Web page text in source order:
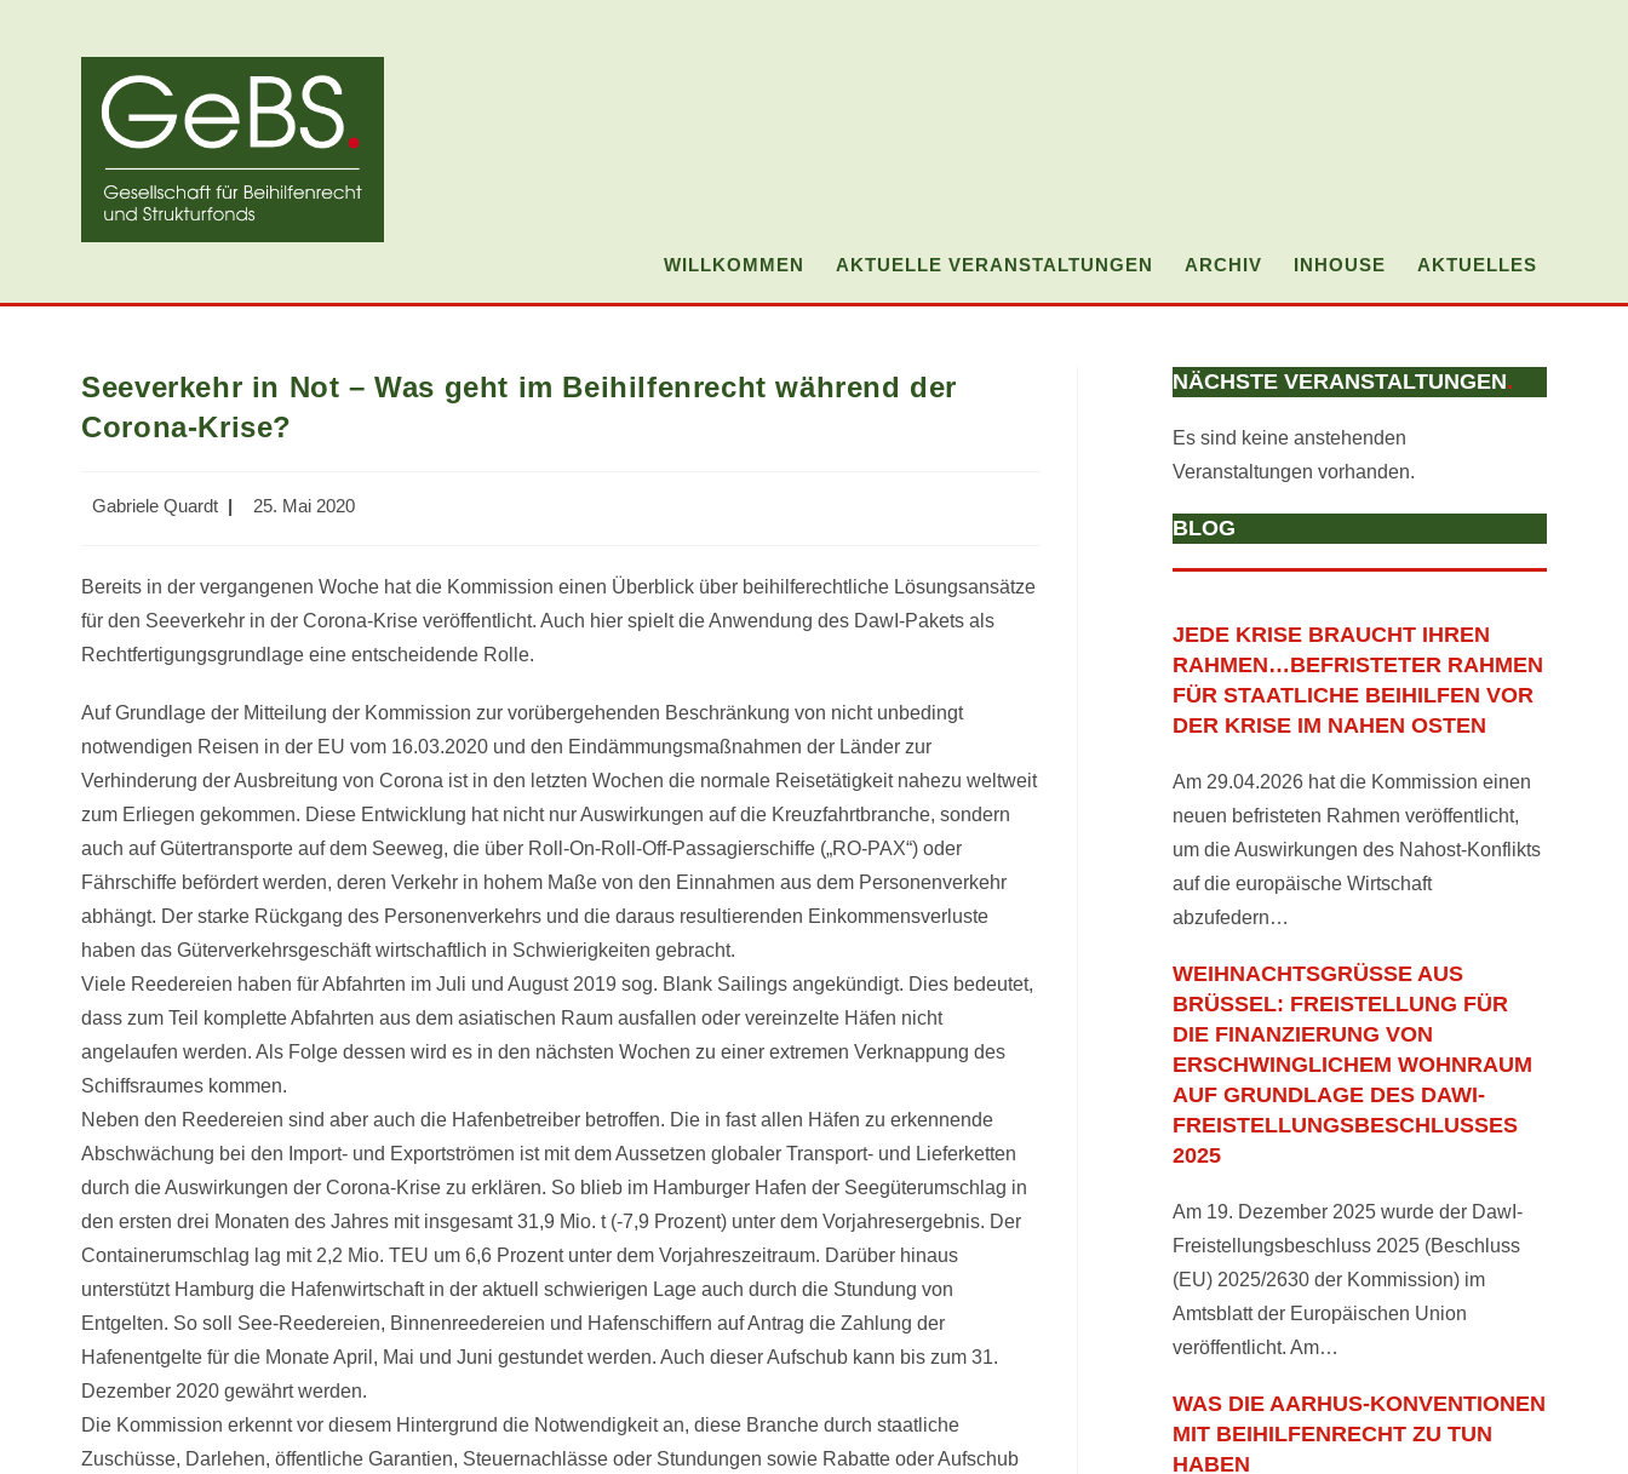
WILLKOMMEN AKTUELLE VERANSTALTUNGEN ARCHIV INHOUSE AKTUELLES
Seeverkehr in Not – Was geht im Beihilfenrecht während der
Corona-Krise?
Beitrags-
Gabriele Quardt
Beitrag
25. Mai 2020
Bereits in der vergangenen Woche hat die Kommission einen Überblick über beihilferechtliche Lösungsansätze
für den Seeverkehr in der Corona-Krise veröffentlicht. Auch hier spielt die Anwendung des DawI-Pakets als
Rechtfertigungsgrundlage eine entscheidende Rolle.
Auf Grundlage der Mitteilung der Kommission zur vorübergehenden Beschränkung von nicht unbedingt
notwendigen Reisen in der EU vom 16.03.2020 und den Eindämmungsmaßnahmen der Länder zur
Verhinderung der Ausbreitung von Corona ist in den letzten Wochen die normale Reisetätigkeit nahezu weltweit
zum Erliegen gekommen. Diese Entwicklung hat nicht nur Auswirkungen auf die Kreuzfahrtbranche, sondern
auch auf Gütertransporte auf dem Seeweg, die über Roll-On-Roll-Off-Passagierschiffe („RO-PAX“) oder
Fährschiffe befördert werden, deren Verkehr in hohem Maße von den Einnahmen aus dem Personenverkehr
abhängt. Der starke Rückgang des Personenverkehrs und die daraus resultierenden Einkommensverluste
haben das Güterverkehrsgeschäft wirtschaftlich in Schwierigkeiten gebracht.
Viele Reedereien haben für Abfahrten im Juli und August 2019 sog. Blank Sailings angekündigt. Dies bedeutet,
dass zum Teil komplette Abfahrten aus dem asiatischen Raum ausfallen oder vereinzelte Häfen nicht
angelaufen werden. Als Folge dessen wird es in den nächsten Wochen zu einer extremen Verknappung des
Schiffsraumes kommen.
Neben den Reedereien sind aber auch die Hafenbetreiber betroffen. Die in fast allen Häfen zu erkennende
Abschwächung bei den Import- und Exportströmen ist mit dem Aussetzen globaler Transport- und Lieferketten
durch die Auswirkungen der Corona-Krise zu erklären. So blieb im Hamburger Hafen der Seegüterumschlag in
den ersten drei Monaten des Jahres mit insgesamt 31,9 Mio. t (-7,9 Prozent) unter dem Vorjahresergebnis. Der
Containerumschlag lag mit 2,2 Mio. TEU um 6,6 Prozent unter dem Vorjahreszeitraum. Darüber hinaus
unterstützt Hamburg die Hafenwirtschaft in der aktuell schwierigen Lage auch durch die Stundung von
Entgelten. So soll See-Reedereien, Binnenreedereien und Hafenschiffern auf Antrag die Zahlung der
Hafenentgelte für die Monate April, Mai und Juni gestundet werden. Auch dieser Aufschub kann bis zum 31.
Dezember 2020 gewährt werden.
Die Kommission erkennt vor diesem Hintergrund die Notwendigkeit an, diese Branche durch staatliche
Zuschüsse, Darlehen, öffentliche Garantien, Steuernachlässe oder Stundungen sowie Rabatte oder Aufschub
NÄCHSTE VERANSTALTUNGEN.
Es sind keine anstehenden
Veranstaltungen vorhanden.
BLOG
JEDE KRISE BRAUCHT IHREN
RAHMEN…BEFRISTETER RAHMEN
FÜR STAATLICHE BEIHILFEN VOR
DER KRISE IM NAHEN OSTEN
Am 29.04.2026 hat die Kommission einen
neuen befristeten Rahmen veröffentlicht,
um die Auswirkungen des Nahost-Konflikts
auf die europäische Wirtschaft
abzufedern…
WEIHNACHTSGRÜSSE AUS B
RÜSSEL: FREISTELLUNG FÜR D
IE FINANZIERUNG VON E
RSCHWINGLICHEM WOHNRAUM A
UF GRUNDLAGE DES DAWI-F
REISTELLUNGSBESCHLUSSES 2
025
Am 19. Dezember 2025 wurde der DawI-
Freistellungsbeschluss 2025 (Beschluss
(EU) 2025/2630 der Kommission) im
Amtsblatt der Europäischen Union
veröffentlicht. Am…
WAS DIE AARHUS-KONVENTIONEN
MIT BEIHILFENRECHT ZU TUN
HABEN